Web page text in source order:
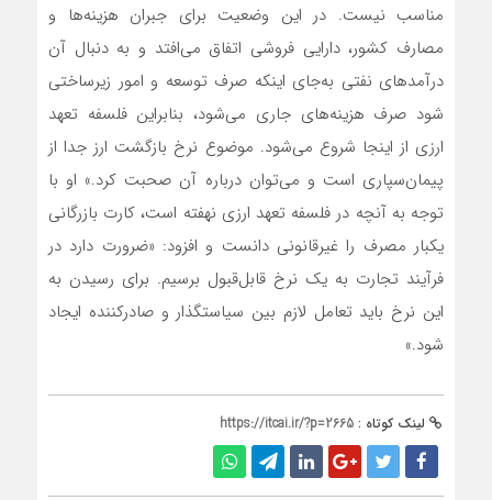
مناسب ‌‌‌‌‌‌‌نیست. در این وضعیت برای جبران هزینه‌ها و
مصارف کشور، دارایی فروشی اتفاق‌‌‌‌‌‌‌ می‌افتد و به ‌‌‌‌‌‌‌دنبال آن
درآمدهای نفتی به‌جای اینکه صرف توسعه و امور زیرساختی
شود صرف هزینه‌های جاری می‌شود، بنابراین فلسفه تعهد
ارزی از اینجا شروع‌‌‌‌‌‌‌ می‌شود. موضوع نرخ بازگشت ارز جدا از
پیمان‌‌‌‌‌‌‌سپاری است و می‌توان درباره آن صحبت‌‌‌‌‌‌‌ کرد.» او با
توجه به آنچه در فلسفه تعهد ارزی نهفته ‌‌‌‌‌‌‌است، کارت بازرگانی
یکبار مصرف را غیرقانونی دانست و افزود: «ضرورت‌‌‌‌‌‌‌ دارد در
فرآیند تجارت به یک نرخ قابل‌‌‌‌‌‌‌قبول برسیم. برای رسیدن به
این نرخ باید تعامل لازم بین سیاستگذار و صادرکننده ایجاد
شود.»
لینک کوتاه : https://itcai.ir/?p=2665